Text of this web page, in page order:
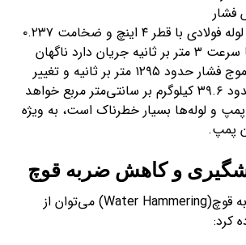
مثال عملی: اگر یک لوله فولادی با قطر ۴ اینچ و ضخامت ۰.۲۳۷
اینچ که در آن آب با سرعت ۳ متر بر ثانیه جریان دارد ناگهان
بسته شود، سرعت موج فشار حدود ۱۲۹۵ متر بر ثانیه و تغییر
فشار ناشی از آن حدود ۳۹.۶ کیلوگرم بر سانتی‌متر مربع خواهد
پمپ و لوله‌ها بسیار خطرناک است، به ویژه
پمپ.
و کاهش ضربه قوچ
برای کاهش اثر ضربه قوچ(Water Hammering) می‌توان از
کرد: